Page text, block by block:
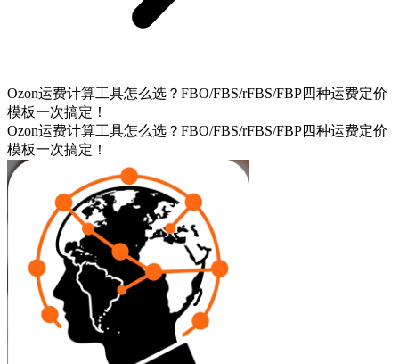
Ozon运费计算工具怎么选？FBO/FBS/rFBS/FBP四种运费定价
模板一次搞定！
Ozon运费计算工具怎么选？FBO/FBS/rFBS/FBP四种运费定价
模板一次搞定！